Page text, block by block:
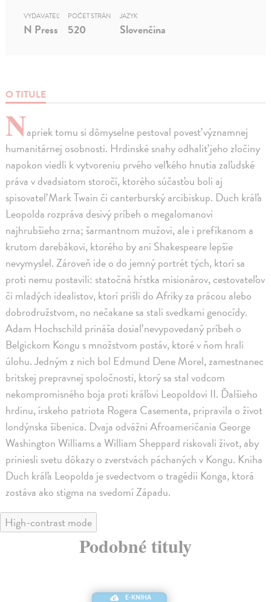
O TITULE
Napriek tomu si dômyselne pestoval povesť významnej
humanitárnej osobnosti. Hrdinské snahy odhaliť jeho zločiny
napokon viedli k vytvoreniu prvého veľkého hnutia zaľudské
práva v dvadsiatom storočí, ktorého súčasťou boli aj
spisovateľ Mark Twain či canterburský arcibiskup. Duch kráľa
Leopolda rozpráva desivý príbeh o megalomanovi
najhrubšieho zrna; šarmantnom mužovi, ale i prefíkanom a
krutom darebákovi, ktorého by ani Shakespeare lepšie
nevymyslel. Zároveň ide o do jemný portrét tých, ktorí sa
proti nemu postavili: statočná hŕstka misionárov, cestovateľov
či mladých idealistov, ktorí prišli do Afriky za prácou alebo
dobrodružstvom, no nečakane sa stali svedkami genocídy.
Adam Hochschild prináša dosiaľ nevypovedaný príbeh o
Belgickom Kongu s množstvom postáv, ktoré v ňom hrali
úlohu. Jedným z nich bol Edmund Dene Morel, zamestnanec
britskej prepravnej spoločnosti, ktorý sa stal vodcom
nekompromisného boja proti kráľovi Leopoldovi II. Ďalšieho
hrdinu, írskeho patriota Rogera Casementa, pripravila o život
londýnska šibenica. Dvaja odvážni Afroameričania George
Washington Williams a William Sheppard riskovali život, aby
priniesli svetu dôkazy o zverstvách páchaných v Kongu. Kniha
Duch kráľa Leopolda je svedectvom o tragédii Konga, ktorá
zostáva ako stigma na svedomí Západu.
VYDAVATEĽ
N Press
POČET STRÁN
520
JAZYK
Slovenčina
High-contrast mode
Podobné tituly
E-KNIHA